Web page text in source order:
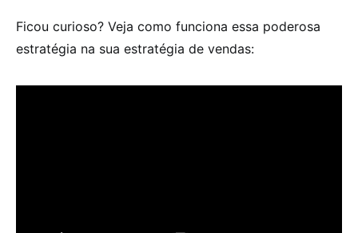
Ficou curioso? Veja como funciona essa poderosa
estratégia na sua estratégia de vendas: